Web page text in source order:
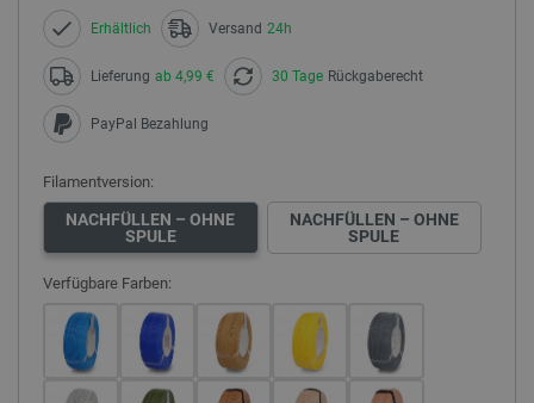
Erhältlich Versand 24h
Lieferung ab 4,99 € 30 Tage Rückgaberecht
PayPal Bezahlung
Filamentversion:
NACHFÜLLEN – OHNE
SPULE
NACHFÜLLEN – OHNE
SPULE
Verfügbare Farben: